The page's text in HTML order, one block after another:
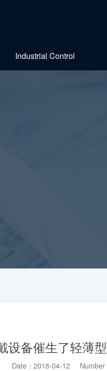
Industrial Control
设备催生了轻薄
Date：2018-04-12 Number